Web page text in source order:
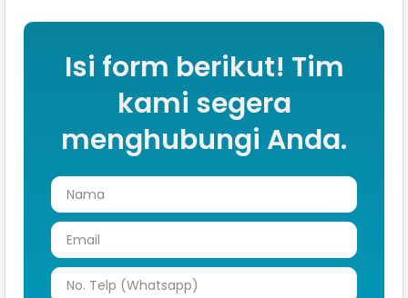
Isi form berikut! Tim
kami segera
menghubungi Anda.